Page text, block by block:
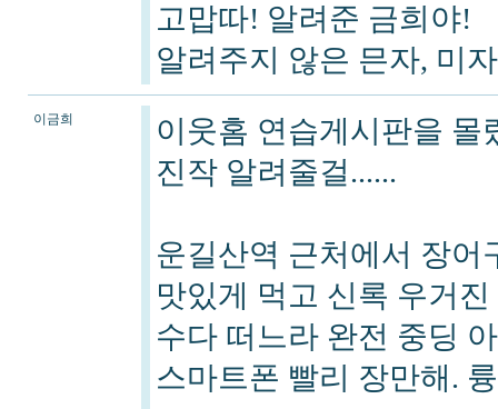
고맙따! 알려준 금희야!
알려주지 않은 믄자, 미
이금희
이웃홈 연습게시판을 몰
진작 알려줄걸......
운길산역 근처에서 장어
맛있게 먹고 신록 우거
수다 떠느라 완전 중딩
스마트폰 빨리 장만해.